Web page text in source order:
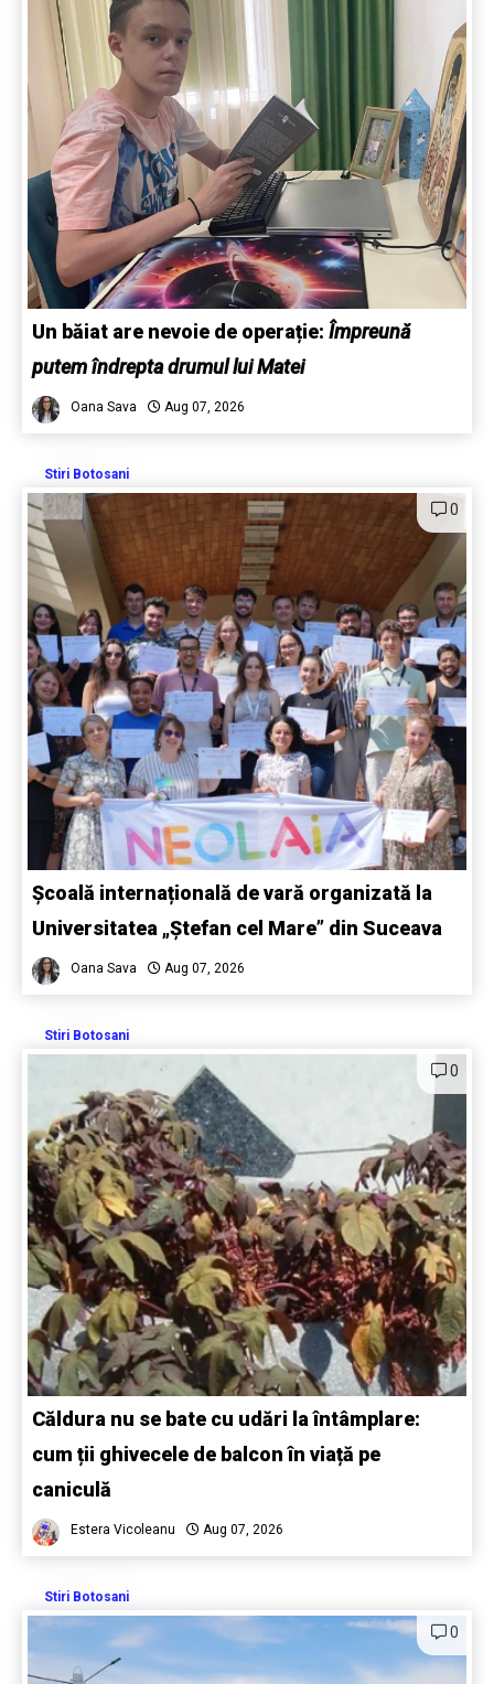
Un băiat are nevoie de operație: Împreună
putem îndrepta drumul lui Matei
Oana Sava Aug 07, 2026
Stiri Botosani
0
Școală internațională de vară organizată la
Universitatea „Ștefan cel Mare” din Suceava
Oana Sava Aug 07, 2026
Stiri Botosani
0
Căldura nu se bate cu udări la întâmplare:
cum ții ghivecele de balcon în viață pe
caniculă
Estera Vicoleanu Aug 07, 2026
Stiri Botosani
0